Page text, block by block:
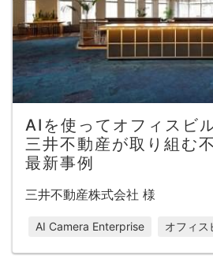
AIを使ってオフィスビ
三井不動産が取り組む
最新事例
三井不動産株式会社 様
AI Camera Enterprise オフィス